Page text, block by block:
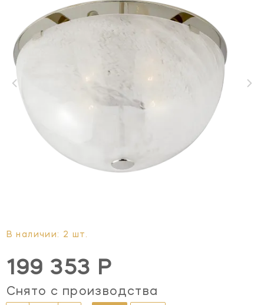
В наличии: 2 шт.
199 353 Р
Снято с производства